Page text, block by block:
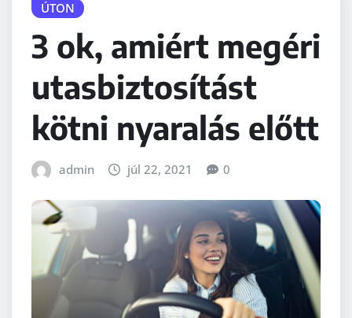
ÚTON
3 ok, amiért megéri
utasbiztosítást
kötni nyaralás előtt
admin júl 22, 2021 0